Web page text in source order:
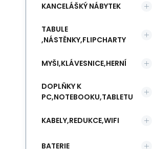
KANCELÁŠKÝ NÁBYTEK
TABULE
,NÁSTĚNKY,FLIPCHARTY
MYŠI,KLÁVESNICE,HERNÍ
DOPLŇKY K
PC,NOTEBOOKU,TABLETU
KABELY,REDUKCE,WIFI
BATERIE